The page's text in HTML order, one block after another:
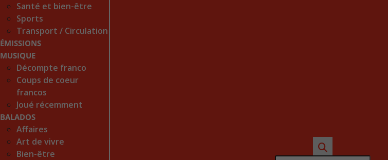
Santé et bien-être
Sports
Transport / Circulation
ÉMISSIONS
MUSIQUE
Décompte franco
Coups de coeur
francos
Joué récemment
BALADOS
Affaires
Art de vivre
Bien-être